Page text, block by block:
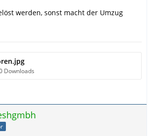
werden, sonst macht der Umzug
Downloads